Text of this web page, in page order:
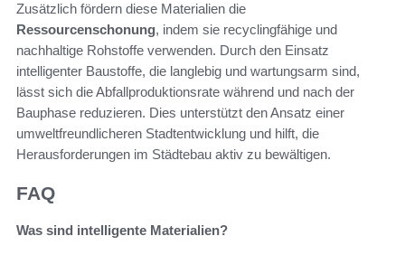
Zusätzlich fördern diese Materialien die
Ressourcenschonung, indem sie recyclingfähige und
nachhaltige Rohstoffe verwenden. Durch den Einsatz
intelligenter Baustoffe, die langlebig und wartungsarm sind,
lässt sich die Abfallproduktionsrate während und nach der
Bauphase reduzieren. Dies unterstützt den Ansatz einer
umweltfreundlicheren Stadtentwicklung und hilft, die
Herausforderungen im Städtebau aktiv zu bewältigen.
FAQ
Was sind intelligente Materialien?